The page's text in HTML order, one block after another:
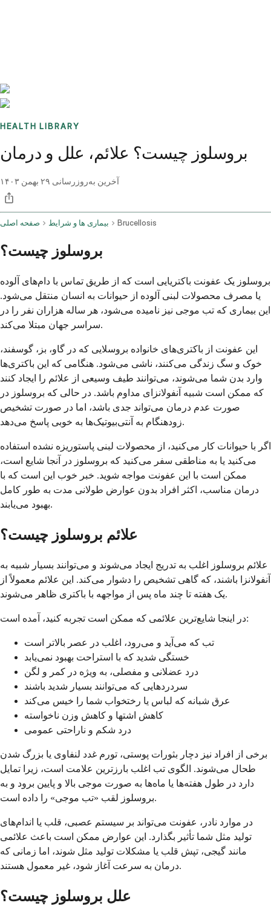
HEALTH LIBRARY
بروسلوز چیست؟ علائم، علل و درمان
آخرین به‌روزرسانی ۲۹ بهمن ۱۴۰۳
صفحه اصلی بیماری ها و شرایط Brucellosis
بروسلوز چیست؟
بروسلوز یک عفونت باکتریایی است که از طریق تماس با دام‌های آلوده
یا مصرف محصولات لبنی آلوده از حیوانات به انسان منتقل می‌شود.
این بیماری که تب موجی نیز نامیده می‌شود، هر ساله هزاران نفر را در
سراسر جهان مبتلا می‌کند.
این عفونت از باکتری‌های خانواده بروسلایی که در گاو، بز، گوسفند،
خوک و سگ زندگی می‌کنند، ناشی می‌شود. هنگامی که این باکتری‌ها
وارد بدن شما می‌شوند، می‌توانند طیف وسیعی از علائم را ایجاد کنند
که ممکن است شبیه آنفولانزای مداوم باشد. در حالی که بروسلوز در
صورت عدم درمان می‌تواند جدی باشد، اما در صورت تشخیص
زودهنگام به آنتی‌بیوتیک‌ها به خوبی پاسخ می‌دهد.
اگر با حیوانات کار می‌کنید، از محصولات لبنی پاستوریزه نشده استفاده
می‌کنید یا به مناطقی سفر می‌کنید که بروسلوز در آنجا شایع است،
ممکن است با این عفونت مواجه شوید. خبر خوب این است که با
درمان مناسب، اکثر افراد بدون عوارض طولانی مدت به طور کامل
بهبود می‌یابند.
علائم بروسلوز چیست؟
علائم بروسلوز اغلب به تدریج ایجاد می‌شوند و می‌توانند بسیار شبیه به
آنفولانزا باشند، که گاهی تشخیص را دشوار می‌کند. این علائم معمولاً از
یک هفته تا چند ماه پس از مواجهه با باکتری ظاهر می‌شوند.
در اینجا شایع‌ترین علائمی که ممکن است تجربه کنید، آمده است:
تب که می‌آید و می‌رود، اغلب در عصر بالاتر است
خستگی شدید که با استراحت بهبود نمی‌یابد
درد عضلانی و مفصلی، به ویژه در کمر و لگن
سردردهایی که می‌توانند بسیار شدید باشند
عرق شبانه که لباس یا رختخواب شما را خیس می‌کند
کاهش اشتها و کاهش وزن ناخواسته
درد شکم و ناراحتی عمومی
برخی از افراد نیز دچار بثورات پوستی، تورم غدد لنفاوی یا بزرگ شدن
طحال می‌شوند. الگوی تب اغلب بارزترین علامت است، زیرا تمایل
دارد در طول هفته‌ها یا ماه‌ها به صورت موجی بالا و پایین برود و به
بروسلوز لقب «تب موجی» را داده است.
در موارد نادر، عفونت می‌تواند بر سیستم عصبی، قلب یا اندام‌های
تولید مثل شما تأثیر بگذارد. این عوارض ممکن است باعث علائمی
مانند گیجی، تپش قلب یا مشکلات تولید مثل شوند، اما زمانی که
درمان به سرعت آغاز شود، غیر معمول هستند.
علل بروسلوز چیست؟